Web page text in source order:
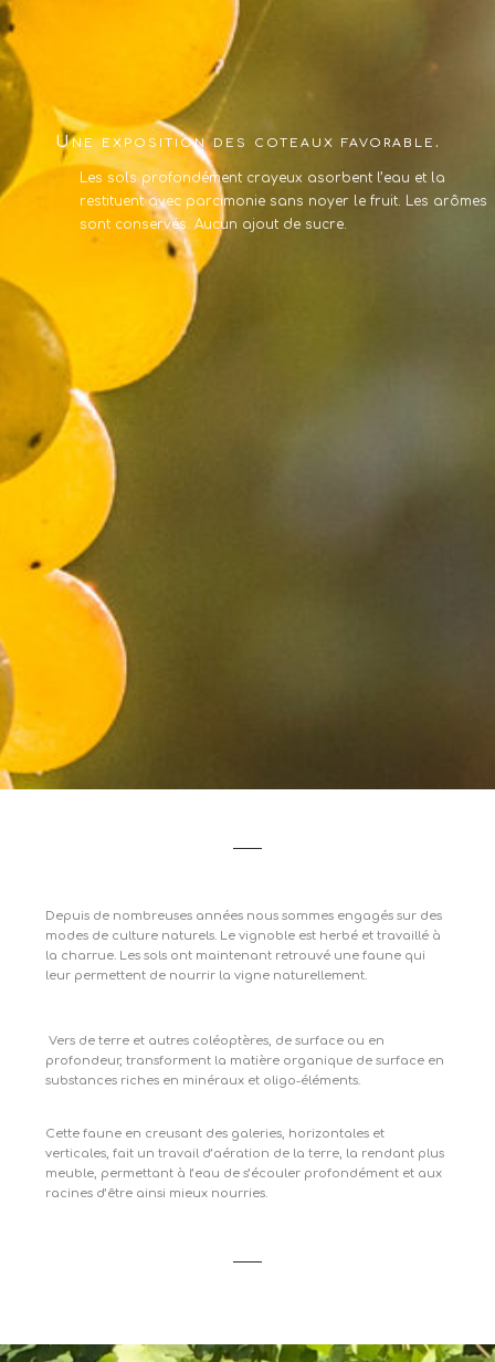
Une exposition des coteaux favorable.
Les sols profondément crayeux asorbent l’eau et la
restituent avec parcimonie sans noyer le fruit. Les arômes
sont conservés. Aucun ajout de sucre.
Depuis de nombreuses années nous sommes engagés sur des
modes de culture naturels. Le vignoble est herbé et travaillé à
la charrue. Les sols ont maintenant retrouvé une faune qui
leur permettent de nourrir la vigne naturellement.
Vers de terre et autres coléoptères, de surface ou en
profondeur, transforment la matière organique de surface en
substances riches en minéraux et oligo-éléments.
Cette faune en creusant des galeries, horizontales et
verticales, fait un travail d’aération de la terre, la rendant plus
meuble, permettant à l’eau de s’écouler profondément et aux
racines d’être ainsi mieux nourries.